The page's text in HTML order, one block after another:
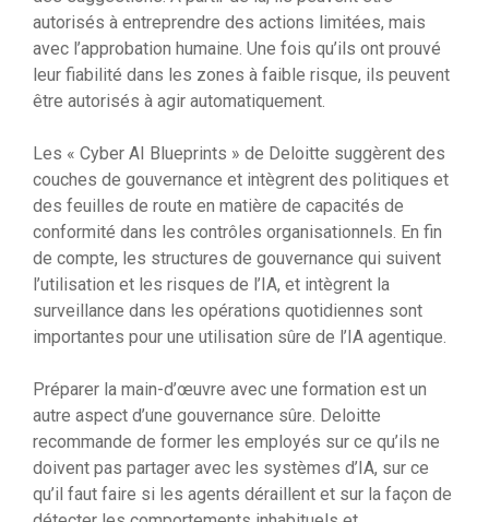
autorisés à entreprendre des actions limitées, mais
avec l’approbation humaine. Une fois qu’ils ont prouvé
leur fiabilité dans les zones à faible risque, ils peuvent
être autorisés à agir automatiquement.
Les « Cyber ​​AI Blueprints » de Deloitte suggèrent des
couches de gouvernance et intègrent des politiques et
des feuilles de route en matière de capacités de
conformité dans les contrôles organisationnels. En fin
de compte, les structures de gouvernance qui suivent
l’utilisation et les risques de l’IA, et intègrent la
surveillance dans les opérations quotidiennes sont
importantes pour une utilisation sûre de l’IA agentique.
Préparer la main-d’œuvre avec une formation est un
autre aspect d’une gouvernance sûre. Deloitte
recommande de former les employés sur ce qu’ils ne
doivent pas partager avec les systèmes d’IA, sur ce
qu’il faut faire si les agents déraillent et sur la façon de